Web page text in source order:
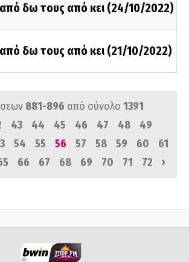
δω τους από κει (24/10/2022)
δω τους από κει (21/10/2022)
881-896 από σύνολο 1391
43 44 45 46 47 48
49
54 55 56 57 58 59 60
61
66 67 68 69 70 71 72 ›